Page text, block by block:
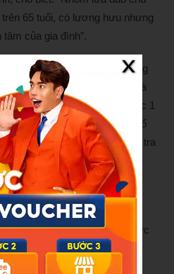
65 tuổi, có lương hưu nhưng
của gia đình”.
Vương Lăng tổ chức tại phòng
trung ở Bắc Kinh. Thời gian và
báo tới các nạn nhân trước 1
phép người lạ vào địa điểm tổ
đội trưởng đội 4, Đội Điều tra
phố Bắc Kinh tiết lộ.
bán hàng” đã hoặc đang thu
thông tin cá nhân của khách
giao tiếp và dễ dàng lấy được